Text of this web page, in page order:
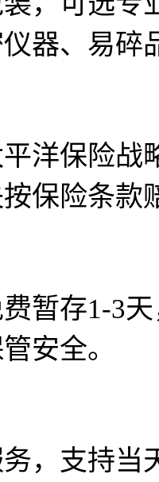
器、易碎
洋保险战
保险条款
暂存1-3
安全。
，支持当